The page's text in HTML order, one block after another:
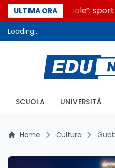
ULTIMA ORA
“Noi siamo le Scuole”:
Loading...
SCUOLA UNIVERSITÀ
Home Cultura